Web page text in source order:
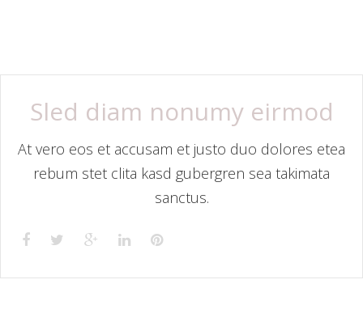
Sled diam nonumy eirmod
At vero eos et accusam et justo duo dolores etea
rebum stet clita kasd gubergren sea takimata
sanctus.